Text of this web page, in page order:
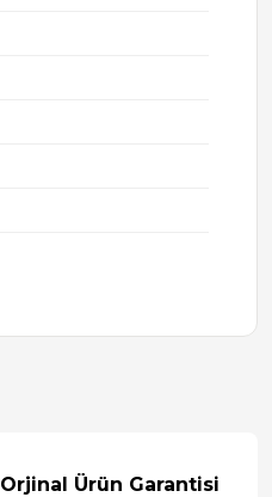
Orjinal Ürün Garantisi